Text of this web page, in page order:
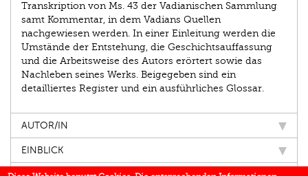
Transkription von Ms. 43 der Vadianischen Sammlung
samt Kommentar, in dem Vadians Quellen
nachgewiesen werden. In einer Einleitung werden die
Umstände der Entstehung, die Geschichtsauffassung
und die Arbeitsweise des Autors erörtert sowie das
Nachleben seines Werks. Beigegeben sind ein
detailliertes Register und ein ausführliches Glossar.
AUTOR/IN
EINBLICK